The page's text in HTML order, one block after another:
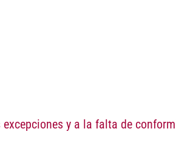
y a la falta de